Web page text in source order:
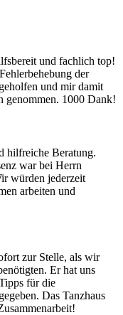
und fachlich top!
der
und mir damit
genommen. 1000 Dank!
hilfreiche Beratung.
war bei Herrn
würden jederzeit
arbeiten und
zur Stelle, als wir
Er hat uns
für die
Das Tanzhaus